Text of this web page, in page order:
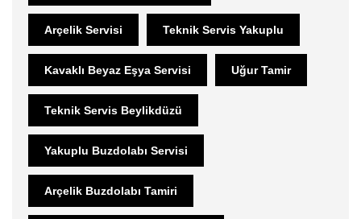
Arçelik Servisi Teknik Servis Yakuplu
Kavaklı Beyaz Eşya Servisi Uğur Tamir
Teknik Servis Beylikdüzü
Yakuplu Buzdolabı Servisi
Arçelik Buzdolabı Tamiri